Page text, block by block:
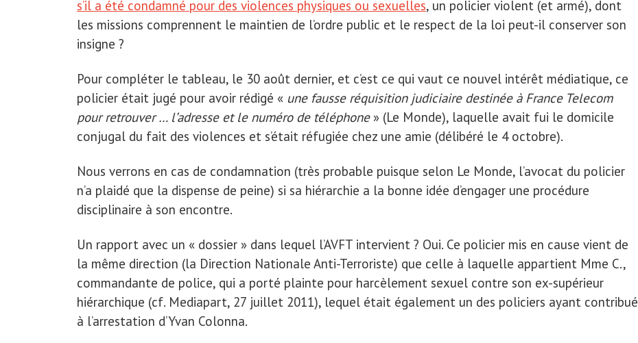
s’il a été condamné pour des violences physiques ou sexuelles, un policier violent (et armé), dont
les missions comprennent le maintien de l’ordre public et le respect de la loi peut-il conserver son
insigne ?
Pour compléter le tableau, le 30 août dernier, et c’est ce qui vaut ce nouvel intérêt médiatique, ce
policier était jugé pour avoir rédigé « une fausse réquisition judiciaire destinée à France Telecom
pour retrouver … l’adresse et le numéro de téléphone » (Le Monde), laquelle avait fui le domicile
conjugal du fait des violences et s’était réfugiée chez une amie (délibéré le 4 octobre).
Nous verrons en cas de condamnation (très probable puisque selon Le Monde, l’avocat du policier
n’a plaidé que la dispense de peine) si sa hiérarchie a la bonne idée d’engager une procédure
disciplinaire à son encontre.
Un rapport avec un « dossier » dans lequel l’AVFT intervient ? Oui. Ce policier mis en cause vient de
la même direction (la Direction Nationale Anti-Terroriste) que celle à laquelle appartient Mme C.,
commandante de police, qui a porté plainte pour harcèlement sexuel contre son ex-supérieur
hiérarchique (cf. Mediapart, 27 juillet 2011), lequel était également un des policiers ayant contribué
à l’arrestation d’Yvan Colonna.